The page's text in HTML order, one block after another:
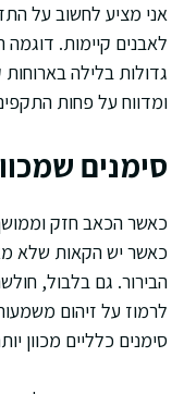
אני מציע לחשוב על
לאבנים קיימות.
גדולות בלילה בארוחות
ומדווח על פחות
סימנים
כאשר הכאב חזק
כאשר יש הקאות שלא
הבירור. גם בלבול,
לרמוז על זיהום
סימנים כלליים מכוון